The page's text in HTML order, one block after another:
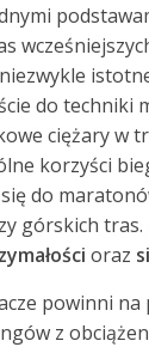
do techniki
ciężary w
korzyści
do
górskich tras.
oraz
powinni
z